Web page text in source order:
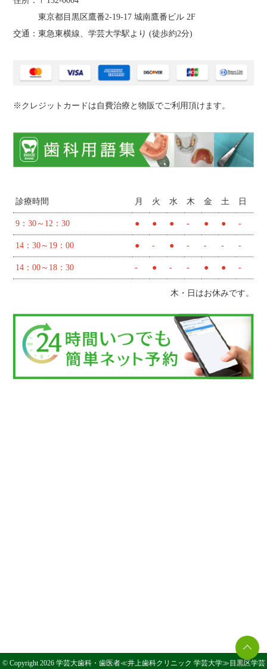
東京都目黒区鷹番2‐19‐17 城南鷹番ビル 2F
交通：東急東横線、学芸大学駅より (徒歩約2分)
※クレジットカードは自費治療と物販でご利用頂けます。
診療時間 月 火 水 木 金 土 日
9：30～12：30 ● ● ● - ● ● -
14：30～19：00 ● - ● - - - -
14：00～18：30 - ● - - ● ● -
木・日はお休みです。
© Copyright 2026 学芸大歯科・歯医者≪井上歯科クリニック 学芸大学≫目黒区学芸